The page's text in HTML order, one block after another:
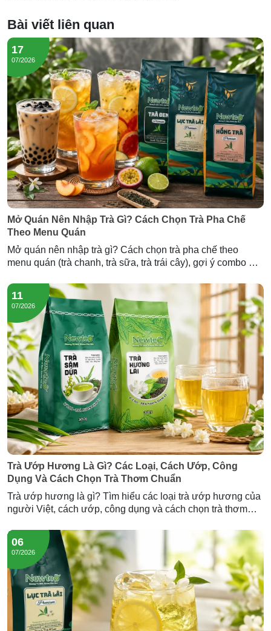
Bài viết liên quan
17
07/2026
Mở Quán Nên Nhập Trà Gì? Cách Chọn Trà Pha Chế
Theo Menu Quán
Mở quán nên nhập trà gì? Cách chọn trà pha chế theo
menu quán (trà chanh, trà sữa, trà trái cây), gợi ý combo mở
11
07/2026
Trà Ướp Hương Là Gì? Các Loại, Cách Ướp, Công
Dụng Và Cách Chọn Trà Thơm Chuẩn
Trà ướp hương là gì? Tìm hiểu các loại trà ướp hương của
người Việt, cách ướp, công dụng và cách chọn trà thơm
06
07/2026